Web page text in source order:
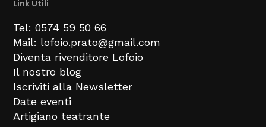
Link Utili
Tel: 0574 59 50 66
Mail: lofoio.prato@gmail.com
Diventa rivenditore Lofoio
Il nostro blog
Iscriviti alla Newsletter
Date eventi
Artigiano teatrante